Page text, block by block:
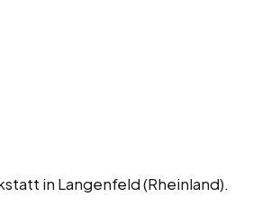
in Langenfeld (Rheinland).